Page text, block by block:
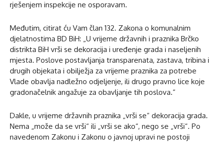
rješenjem inspekcije ne osporavam.
Međutim, citirat ću Vam član 132. Zakona o komunalnim
djelatnostima BD BiH: „U vrijeme državnih i praznika Brčko
distrikta BiH vrši se dekoracija i uređenje grada i naseljenih
mjesta. Poslove postavljanja transparenata, zastava, tribina i
drugih objekata i obilježja za vrijeme praznika za potrebe
Vlade obavlja nadležno odjeljenje, ili drugo pravno lice koje
gradonačelnik angažuje za obavljanje tih poslova.“
Dakle, u vrijeme državnih praznika „vrši se“ dekoracija grada.
Nema „može da se vrši“ ili „vrši se ako“, nego se „vrši“. Po
navedenom Zakonu i Zakonu o javnoj upravi ne postoji